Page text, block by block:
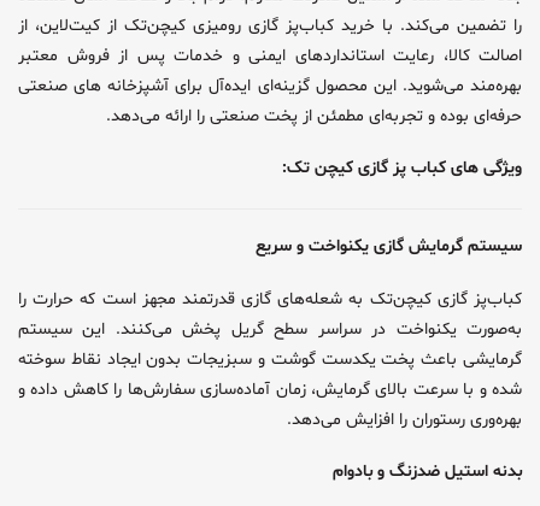
را تضمین می‌کند. با خرید کباب‌پز گازی رومیزی کیچن‌تک از کیت‌لاین، از
اصالت کالا، رعایت استانداردهای ایمنی و خدمات پس از فروش معتبر
بهره‌مند می‌شوید. این محصول گزینه‌ای ایده‌آل برای آشپزخانه های صنعتی
حرفه‌ای بوده و تجربه‌ای مطمئن از پخت صنعتی را ارائه می‌دهد.
ویژگی های کباب پز گازی کیچن تک:
سیستم گرمایش گازی یکنواخت و سریع
کباب‌پز گازی کیچن‌تک به شعله‌های گازی قدرتمند مجهز است که حرارت را
به‌صورت یکنواخت در سراسر سطح گریل پخش می‌کنند. این سیستم
گرمایشی باعث پخت یکدست گوشت و سبزیجات بدون ایجاد نقاط سوخته
شده و با سرعت بالای گرمایش، زمان آماده‌سازی سفارش‌ها را کاهش داده و
بهره‌وری رستوران را افزایش می‌دهد.
بدنه استیل ضدزنگ و بادوام